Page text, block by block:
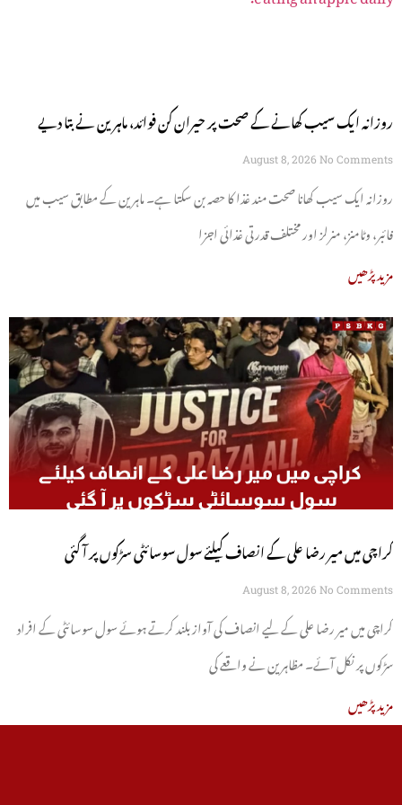
روزانہ ایک سیب کھانے کے صحت پر حیران کن فوائد، ماہرین نے بتا دیے
August 8, 2026 No Comments
روزانہ ایک سیب کھانا صحت مند غذا کا حصہ بن سکتا ہے۔ ماہرین کے مطابق سیب میں
فائبر، وٹامنز، منرلز اور مختلف قدرتی غذائی اجزا
مزید پڑھیں
کراچی میں میر رضا علی کے انصاف کیلئے سول سوسائٹی سڑکوں پر آ گئی
August 8, 2026 No Comments
کراچی میں میر رضا علی کے لیے انصاف کی آواز بلند کرتے ہوئے سول سوسائٹی کے افراد
سڑکوں پر نکل آئے۔ مظاہرین نے واقعے کی
مزید پڑھیں